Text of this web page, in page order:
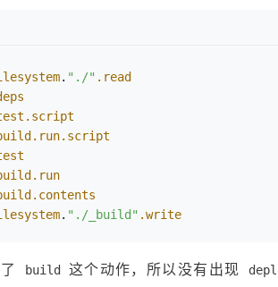
}
},
},
mounts:
{
#Run & {
core.
. "./" .read
.script
.run.script
.run
.contents
. "./_build" .write
build 这个动作，所以没有出现